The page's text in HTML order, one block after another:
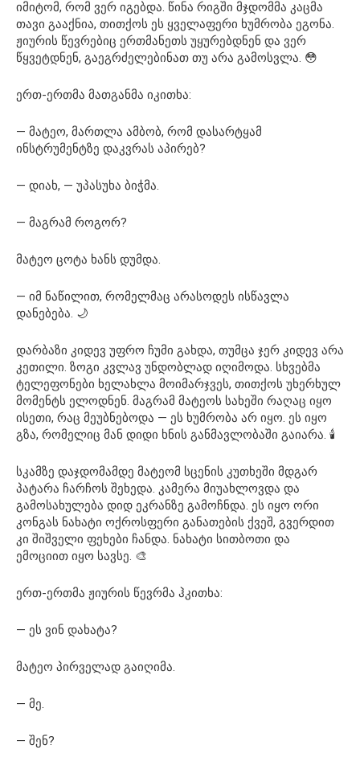
იმიტომ, რომ ვერ იგებდა. წინა რიგში მჯდომმა კაცმა
თავი გააქნია, თითქოს ეს ყველაფერი ხუმრობა ეგონა.
ჟიურის წევრებიც ერთმანეთს უყურებდნენ და ვერ
წყვეტდნენ, გაეგრძელებინათ თუ არა გამოსვლა. 😳
ერთ-ერთმა მათგანმა იკითხა:
— მატეო, მართლა ამბობ, რომ დასარტყამ
ინსტრუმენტზე დაკვრას აპირებ?
— დიახ, — უპასუხა ბიჭმა.
— მაგრამ როგორ?
მატეო ცოტა ხანს დუმდა.
— იმ ნაწილით, რომელმაც არასოდეს ისწავლა
დანებება. 🌙
დარბაზი კიდევ უფრო ჩუმი გახდა, თუმცა ჯერ კიდევ არა
კეთილი. ზოგი კვლავ უნდობლად იღიმოდა. სხვებმა
ტელეფონები ხელახლა მოიმარჯვეს, თითქოს უხერხულ
მომენტს ელოდნენ. მაგრამ მატეოს სახეში რაღაც იყო
ისეთი, რაც მეუბნებოდა — ეს ხუმრობა არ იყო. ეს იყო
გზა, რომელიც მან დიდი ხნის განმავლობაში გაიარა. 🕯️
სკამზე დაჯდომამდე მატეომ სცენის კუთხეში მდგარ
პატარა ჩარჩოს შეხედა. კამერა მიუახლოვდა და
გამოსახულება დიდ ეკრანზე გამოჩნდა. ეს იყო ორი
კონგას ნახატი ოქროსფერი განათების ქვეშ, გვერდით
კი შიშველი ფეხები ჩანდა. ნახატი სითბოთი და
ემოციით იყო სავსე. 🎨
ერთ-ერთმა ჟიურის წევრმა ჰკითხა:
— ეს ვინ დახატა?
მატეო პირველად გაიღიმა.
— მე.
— შენ?